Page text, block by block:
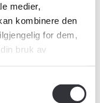
medier,
kombinere den
for dem,
bruk av